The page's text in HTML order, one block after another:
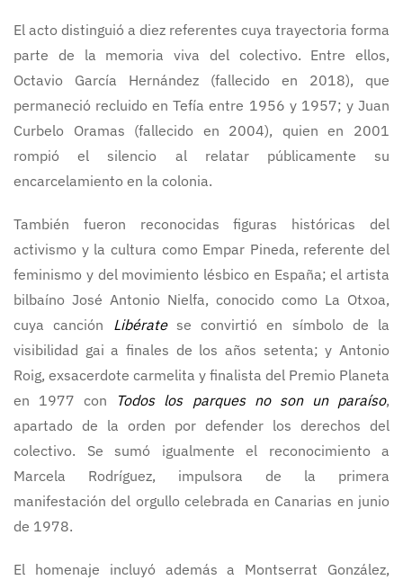
El acto distinguió a diez referentes cuya trayectoria forma
parte de la memoria viva del colectivo. Entre ellos,
Octavio García Hernández (fallecido en 2018), que
permaneció recluido en Tefía entre 1956 y 1957; y Juan
Curbelo Oramas (fallecido en 2004), quien en 2001
rompió el silencio al relatar públicamente su
encarcelamiento en la colonia.
También fueron reconocidas figuras históricas del
activismo y la cultura como Empar Pineda, referente del
feminismo y del movimiento lésbico en España; el artista
bilbaíno José Antonio Nielfa, conocido como La Otxoa,
cuya canción Libératese convirtió en símbolo de la
visibilidad gai a finales de los años setenta; y Antonio
Roig, exsacerdote carmelita y finalista del Premio Planeta
en 1977 con
Todos los parques no son un paraíso,
apartado de la orden por defender los derechos del
colectivo. Se sumó igualmente el reconocimiento a
Marcela Rodríguez, impulsora de la primera
manifestación del orgullo celebrada en Canarias en junio
de 1978.
El homenaje incluyó además a Montserrat González,